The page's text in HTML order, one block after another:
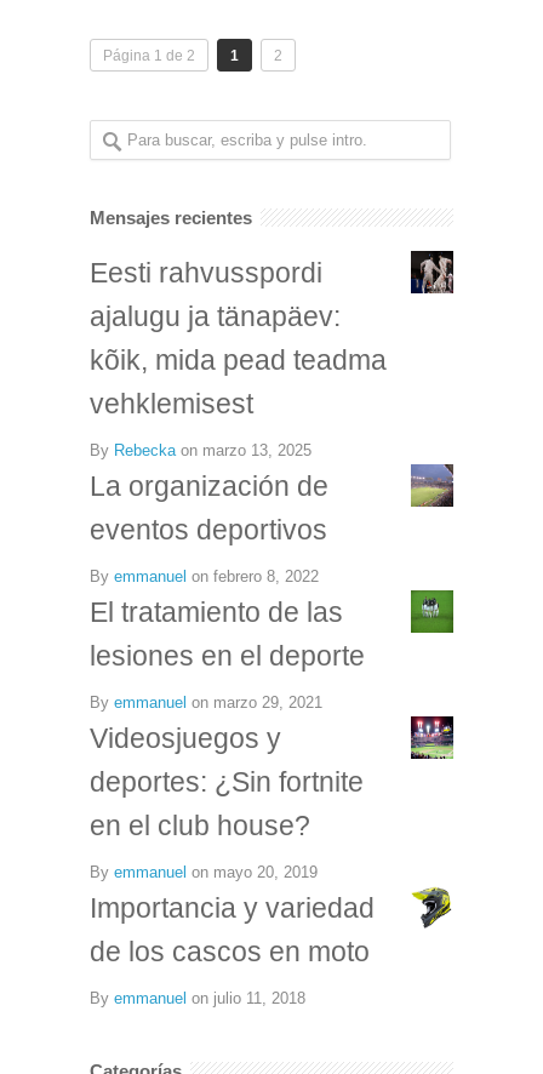
Página 1 de 2 1 2
Mensajes recientes
Eesti rahvusspordi
ajalugu ja tänapäev:
kõik, mida pead teadma
vehklemisest
By Rebecka on marzo 13, 2025
La organización de
eventos deportivos
By emmanuel on febrero 8, 2022
El tratamiento de las
lesiones en el deporte
By emmanuel on marzo 29, 2021
Videosjuegos y
deportes: ¿Sin fortnite
en el club house?
By emmanuel on mayo 20, 2019
Importancia y variedad
de los cascos en moto
By emmanuel on julio 11, 2018